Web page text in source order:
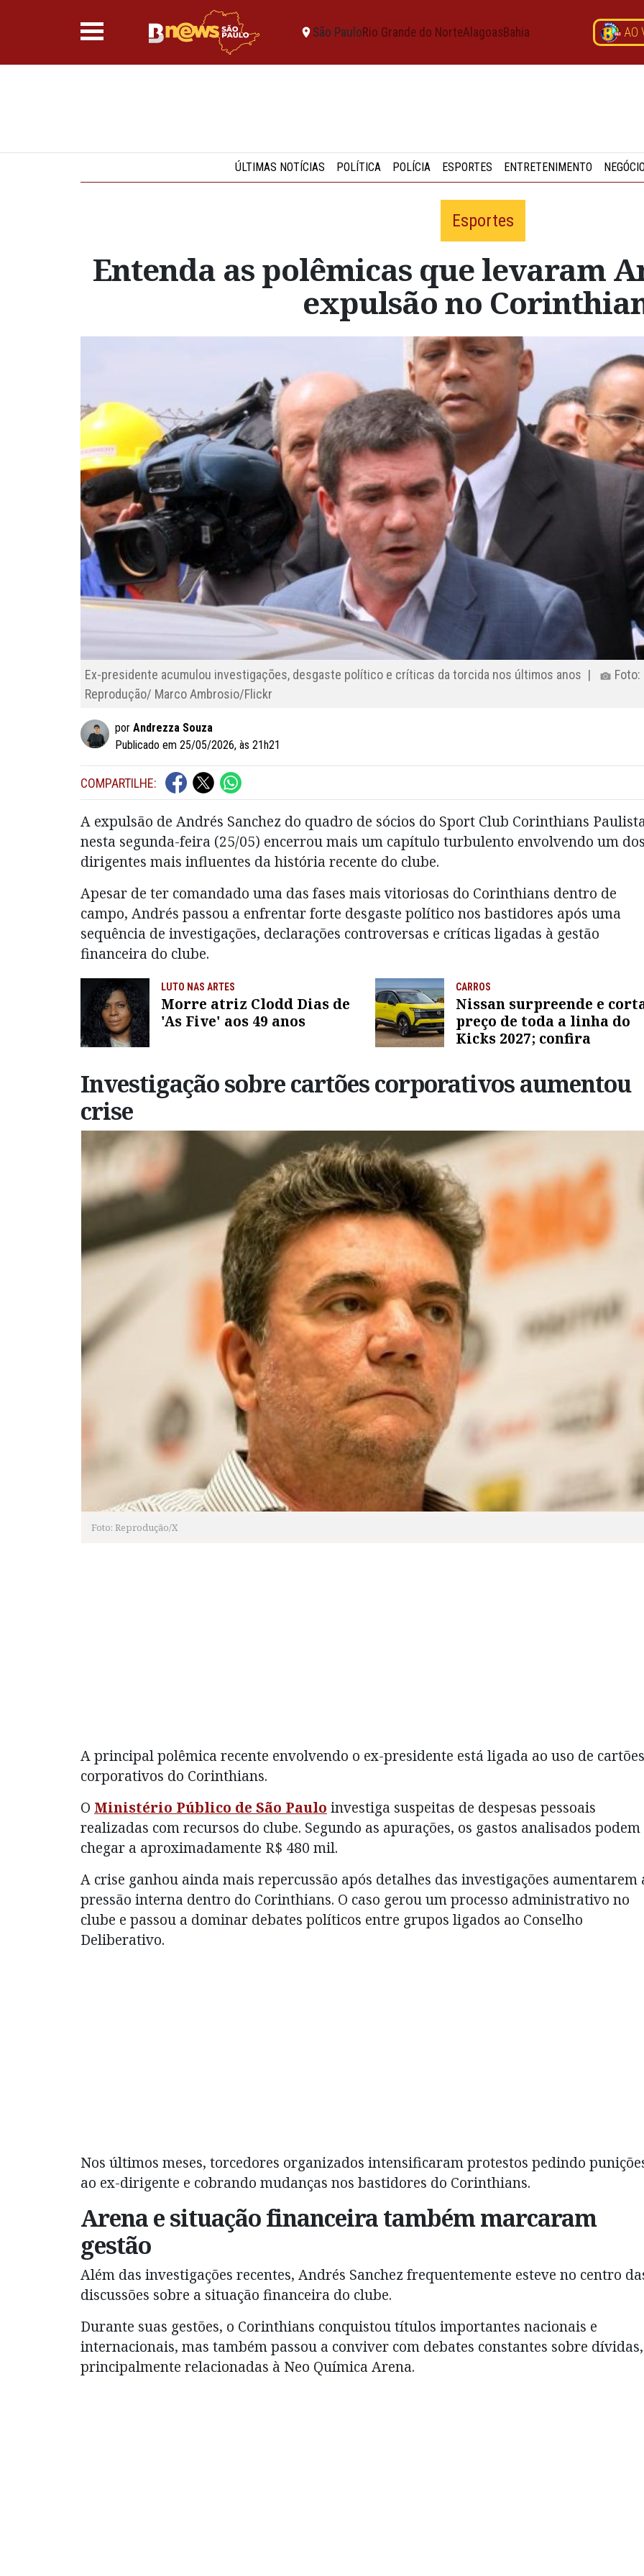
São PauloRio Grande do NorteAlagoasBahia AO
ÚLTIMAS NOTÍCIAS POLÍTICA POLÍCIA ESPORTES ENTRETENIMENTO
Esportes
Entenda as polêmicas que levaram
expulsão no
Ex-presidente acumulou investigações, desgaste político e críticas da torcida nos últimos anos |
Foto:
Reprodução/ Marco Ambrosio/Flickr
por Andrezza Souza
Publicado em 25/05/2026, às 21h21
COMPARTILHE:
A expulsão de Andrés Sanchez do quadro de sócios do Sport Club Corinthians
nesta segunda-feira (25/05) encerrou mais um capítulo turbulento envolvendo um
dirigentes mais influentes da história recente do clube.
Apesar de ter comandado uma das fases mais vitoriosas do Corinthians dentro de
campo, Andrés passou a enfrentar forte desgaste político nos bastidores após uma
sequência de investigações, declarações controversas e críticas ligadas à gestão
financeira do clube.
LUTO NAS ARTES
Morre atriz Clodd Dias de
'As Five' aos 49 anos
CARROS
Nissan surpreende e
preço de toda a linha do
Kicks 2027; confira
Investigação sobre cartões corporativos aumentou
crise
Foto: Reprodução/X
A principal polêmica recente envolvendo o ex-presidente está ligada ao uso de cartões
corporativos do Corinthians.
O Ministério Público de São Paulo investiga suspeitas de despesas pessoais
realizadas com recursos do clube. Segundo as apurações, os gastos analisados podem
chegar a aproximadamente R$ 480 mil.
A crise ganhou ainda mais repercussão após detalhes das investigações aumentarem
pressão interna dentro do Corinthians. O caso gerou um processo administrativo no
clube e passou a dominar debates políticos entre grupos ligados ao Conselho
Deliberativo.
Nos últimos meses, torcedores organizados intensificaram protestos pedindo
ao ex-dirigente e cobrando mudanças nos bastidores do Corinthians.
Arena e situação financeira também marcaram
gestão
Além das investigações recentes, Andrés Sanchez frequentemente esteve no centro
discussões sobre a situação financeira do clube.
Durante suas gestões, o Corinthians conquistou títulos importantes nacionais e
internacionais, mas também passou a conviver com debates constantes sobre dívidas,
principalmente relacionadas à Neo Química Arena.